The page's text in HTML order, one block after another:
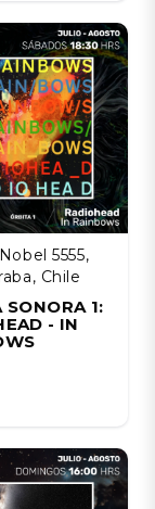
5555,
Chile
SONORA 1:
- IN